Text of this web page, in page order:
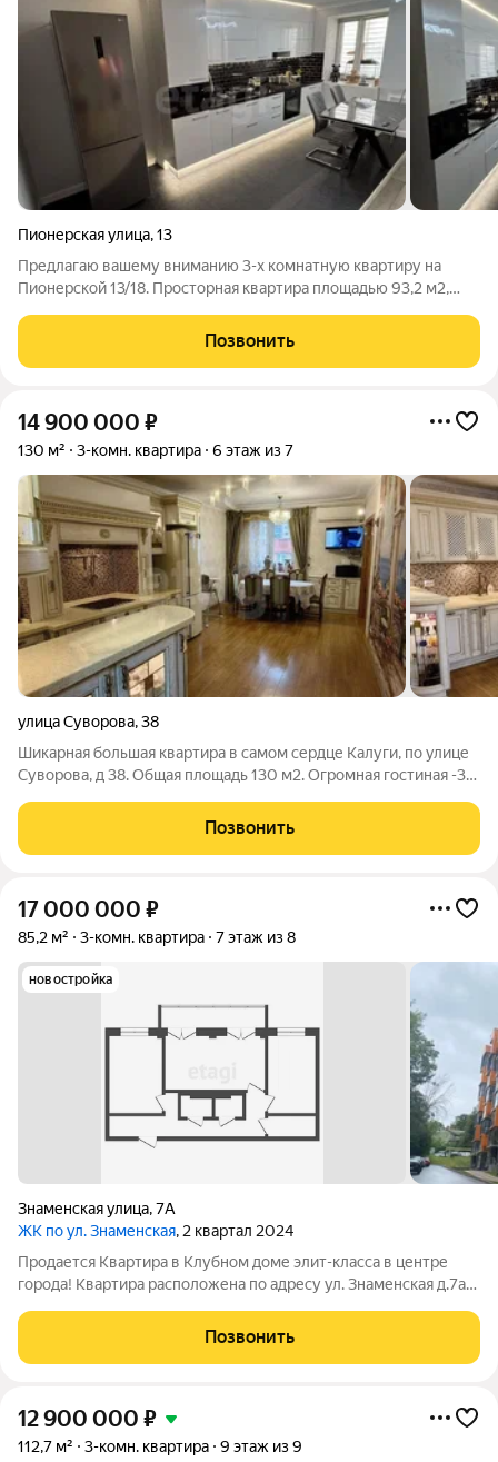
Пионерская улица,13
Предлагаю вашему вниманию 3-х комнатную квартиру на
Пионерской 13/18. Просторная квартира площадью 93,2 м2,
постройки. Жилая площадь составляет 27.3 м2, при этом кухня
радует своими размерами-37
Позвонить
14 900 000 ₽
130 м² 3-комн. квартира 6 этаж из 7
улица Суворова,38
Шикарная большая квартира в самом сердце Калуги, по улице
Суворова, д 38. Общая площадь 130 м2. Огромная гостиная -39
мебель. В доме имеется лифт. Парковка во дворе и около
магазина Дикси.
Позвонить
17 000 000 ₽
85,2 м² 3-комн. квартира 7 этаж из 8
новостройка
Знаменская улица,7А
ЖК по ул. Знаменская, 2 квартал 2024
Продается Квартира в Клубном доме элит-класса в центре
города! Квартира расположена по адресу ул. Знаменская д.7а
кухни гостиной 32,62 м -Площадь двух с/у, 8,45 м и 6,41 м
Особенности:
Позвонить
12 900 000 ₽
112,7 м² 3-комн. квартира 9 этаж из 9